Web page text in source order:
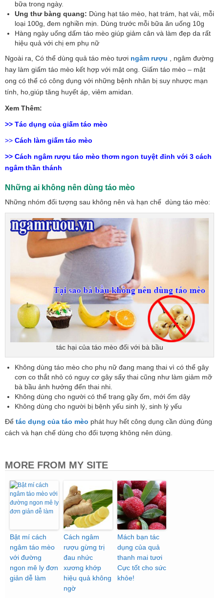
bữa trong ngày.
Ung thư bàng quang: Dùng hạt táo mèo, hạt trám, hạt vải, mỗi
loại 100g, đem nghiền mịn. Dùng trước mỗi bữa ăn uống 10g
Hàng ngày uống dấm táo mèo giúp giảm cân và làm đẹp da rất
hiệu quả với chị em phụ nữ
Ngoài ra, Có thể dùng quả táo mèo tươi ngâm rượu , ngâm đường
hay làm giấm táo mèo kết hợp với mật ong. Giấm táo mèo – mật
ong có thể có công dụng với những bệnh nhân bị suy nhược mạn
tính, ho,giúp tăng huyết áp, viêm amidan.
Xem Thêm:
>> Tác dụng của giấm táo mèo
>> Cách làm giấm táo mèo
>> Cách ngâm rượu táo mèo thơm ngon tuyệt đỉnh với 3 cách
ngâm thần thánh
Những ai không nên dùng táo mèo
Những nhóm đối tượng sau không nên và hạn chế dùng táo mèo:
tác hại của táo mèo đối với bà bầu
Không dùng táo mèo cho phụ nữ đang mang thai vì có thể gây
cơn co thắt nhỏ có nguy cơ gây sẩy thai cũng như làm giảm mỡ
bà bầu ảnh hưởng đến thai nhi.
Không dùng cho người có thể trạng gầy ốm, mới ốm dậy
Không dùng cho người bị bệnh yếu sinh lý, sinh lý yếu
Để tác dụng của táo mèo phát huy hết công dụng cần dùng đúng
cách và hạn chế dùng cho đối tượng không nên dùng.
MORE FROM MY SITE
Bật mí cách
ngâm táo mèo
với đường
ngon mê ly đơn
giản dễ làm
Cách ngâm
rượu gừng trị
đau nhức
xương khớp
hiệu quả không
ngờ
Mách bạn tác
dụng của quả
thanh mai tươi
Cực tốt cho sức
khỏe!